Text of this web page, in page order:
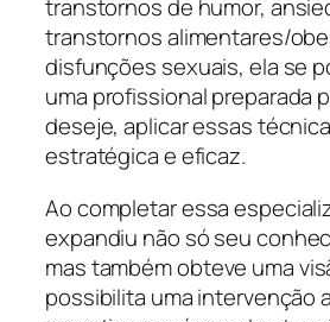
transtornos de humor,
transtornos alimentares/
disfunções sexuais, ela se
uma profissional preparada
deseje, aplicar essas
estratégica e eficaz.
Ao completar essa
expandiu não só seu
mas também obteve uma
possibilita uma intervenção